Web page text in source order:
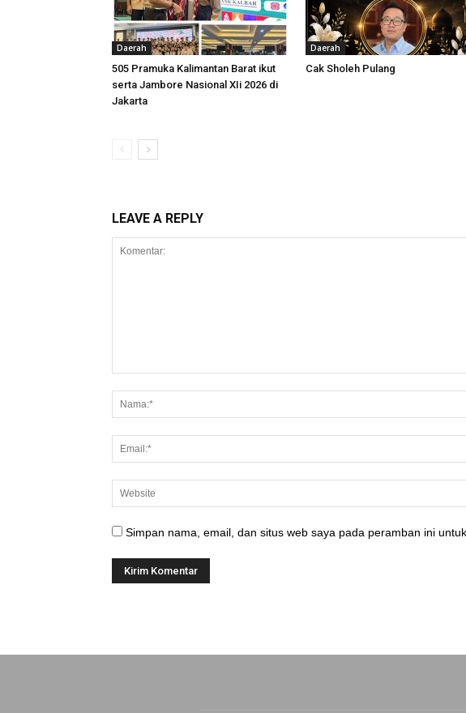
Daerah
505 Pramuka Kalimantan Barat ikut
serta Jambore Nasional XIi 2026 di
Jakarta
Daerah
Cak Sholeh Pulang
LEAVE A REPLY
Simpan nama, email, dan situs web saya pada peramban ini